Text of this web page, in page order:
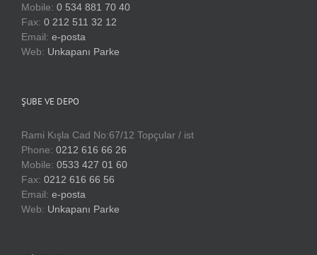
Mobile: 0 534 881 70 40
Fax: 0 212 511 32 12
Email: e-posta
Web: Unkapanı Parke
ŞUBE VE DEPO
Rami Kışla Cad No:67/12 Topçular / ist
Phone: 0212 616 66 26
Mobile: 0533 427 01 60
Fax: 0212 616 66 56
Email: e-posta
Web: Unkapanı Parke